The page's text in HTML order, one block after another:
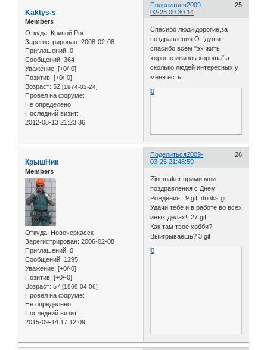
Поделиться 25
2009-
02-25 00:30:14
Kaktys-s
Members
Откуда: Кривой Рог
Зарегистрирован: 2008-02-08
Приглашений: 0
Сообщений: 364
Уважение: [+0/-0]
Позитив: [+0/-0]
Возраст: 52 [1974-02-24]
Провел на форуме:
Не определено
Последний визит:
2012-08-13 21:23:36
Спасибо люди дорогие,за
поздравления.От души
спасибо всем "эх жить
хорошо ижизнь хороша",а
сколько людей интересных у
меня есть.
0
Поделиться 26
2009-
03-25 21:48:59
КрышНик
Members
Откуда: Новочеркасск
Зарегистрирован: 2006-02-08
Приглашений: 0
Сообщений: 1295
Уважение: [+0/-0]
Позитив: [+0/-0]
Возраст: 57 [1969-04-06]
Провел на форуме:
Не определено
Последний визит:
2015-09-14 17:12:09
Zincmaker прими мои
поздравления с Днем
Рождения. 9.gif drinks.gif
Удачи тебе и в работе во всех
иных делах! 27.gif
Как там твое хобби?
Выигрываешь? 3.gif
0